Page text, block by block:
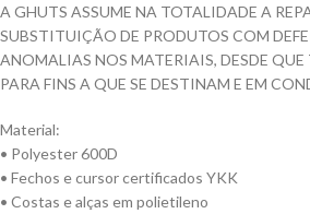
A GHUTS ASSUME NA TOTALIDADE A
SUBSTITUIÇÃO DE PRODUTOS COM
ANOMALIAS NOS MATERIAIS, DESDE
PARA FINS A QUE SE DESTINAM E EM
Material:
• Polyester 600D
• Fechos e cursor certificados YKK
• Costas e alças em polietileno